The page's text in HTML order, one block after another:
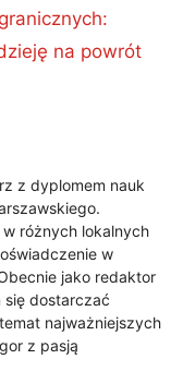
na powrót
z dyplomem nauk
różnych lokalnych
w
jako redaktor
się dostarczać
najważniejszych
z pasją